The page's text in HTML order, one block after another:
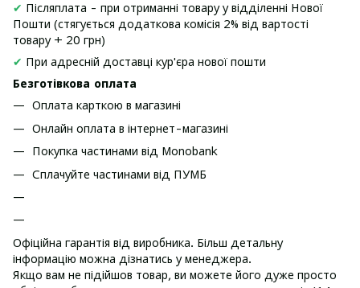
✔ Післяплата - при отриманні товару у відділенні Нової
Пошти (стягується додаткова комісія 2% від вартості
товару + 20 грн)
✔ При адресній доставці кур'єра нової пошти
Безготівкова оплата
Оплата карткою в магазині
Онлайн оплата в інтернет-магазині
Покупка частинами від Monobank
Сплачуйте частинами від ПУМБ
Офіційна гарантія від виробника. Більш детальну
інформацію можна дізнатись у менеджера.
Якщо вам не підійшов товар, ви можете його дуже просто